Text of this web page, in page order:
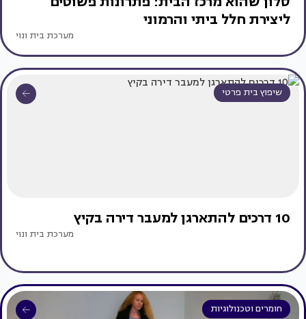
ליצירת חלל ביתי והרמוני
מערכת בית ונוי
שיפוץ בית פרטי
10 דרכים להתארגן למעבר דירה בקיץ
מערכת בית ונוי
חומרים וטכנולוגיות